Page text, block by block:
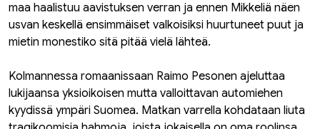
maa haalistuu aavistuksen verran ja ennen Mikkeliä näen
usvan keskellä ensimmäiset valkoisiksi huurtuneet puut ja
mietin monestiko sitä pitää vielä lähteä.
Kolmannessa romaanissaan Raimo Pesonen ajeluttaa
lukijaansa yksioikoisen mutta valloittavan automiehen
kyydissä ympäri Suomea. Matkan varrella kohdataan liuta